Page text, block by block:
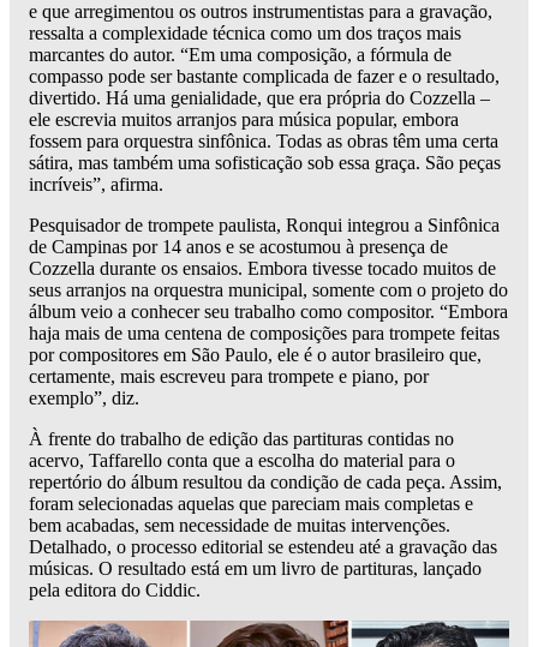
e que arregimentou os outros instrumentistas para a gravação,
ressalta a complexidade técnica como um dos traços mais
marcantes do autor. “Em uma composição, a fórmula de
compasso pode ser bastante complicada de fazer e o resultado,
divertido. Há uma genialidade, que era própria do Cozzella –
ele escrevia muitos arranjos para música popular, embora
fossem para orquestra sinfônica. Todas as obras têm uma certa
sátira, mas também uma sofisticação sob essa graça. São peças
incríveis”, afirma.
Pesquisador de trompete paulista, Ronqui integrou a Sinfônica
de Campinas por 14 anos e se acostumou à presença de
Cozzella durante os ensaios. Embora tivesse tocado muitos de
seus arranjos na orquestra municipal, somente com o projeto do
álbum veio a conhecer seu trabalho como compositor. “Embora
haja mais de uma centena de composições para trompete feitas
por compositores em São Paulo, ele é o autor brasileiro que,
certamente, mais escreveu para trompete e piano, por
exemplo”, diz.
À frente do trabalho de edição das partituras contidas no
acervo, Taffarello conta que a escolha do material para o
repertório do álbum resultou da condição de cada peça. Assim,
foram selecionadas aquelas que pareciam mais completas e
bem acabadas, sem necessidade de muitas intervenções.
Detalhado, o processo editorial se estendeu até a gravação das
músicas. O resultado está em um livro de partituras, lançado
pela editora do Ciddic.